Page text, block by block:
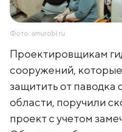
Фото: amurobl.ru
Проектировщикам
сооружений,
защитить от паводка
области, поручили
проект с учетом